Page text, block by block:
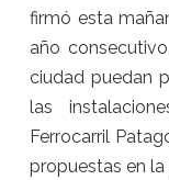
firmó esta
año
ciudad puedan
las
Ferrocarril
propuestas en